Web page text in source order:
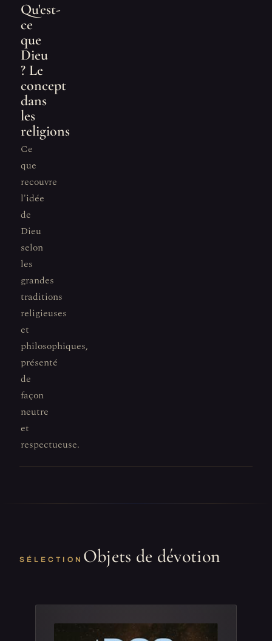
Qu'est-
ce
que
Dieu
? Le
concept
dans
les
religions
Ce
que
recouvre
l'idée
de
Dieu
selon
les
grandes
traditions
religieuses
et
philosophiques,
présenté
de
façon
neutre
et
respectueuse.
SÉLECTION Objets de dévotion